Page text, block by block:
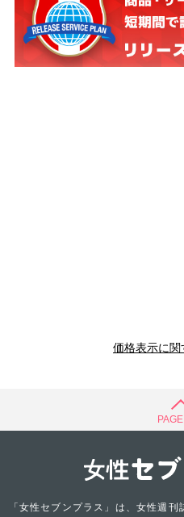
価格表示に
「女性セブンプラス」は、女性週